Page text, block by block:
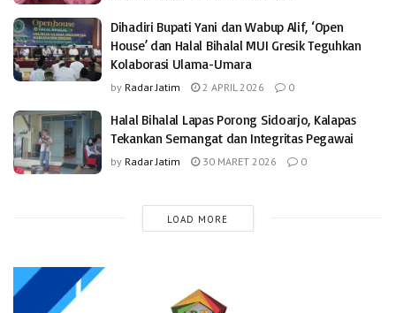
Dihadiri Bupati Yani dan Wabup Alif, ‘Open
House’ dan Halal Bihalal MUI Gresik Teguhkan
Kolaborasi Ulama-Umara
by Radar Jatim 2 APRIL 2026 0
Halal Bihalal Lapas Porong Sidoarjo, Kalapas
Tekankan Semangat dan Integritas Pegawai
by Radar Jatim 30 MARET 2026 0
LOAD MORE